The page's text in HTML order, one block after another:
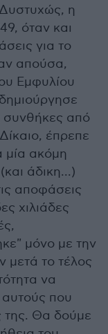
η
όταν και
για το
απούσα,
Εμφυλίου
συνθήκες από
έπρεπε
μία ακόμη
άδικη...)
αποφάσεις
χιλιάδες
μόνο με την
το τέλος
να
αυτούς που
της. Θα δούμε